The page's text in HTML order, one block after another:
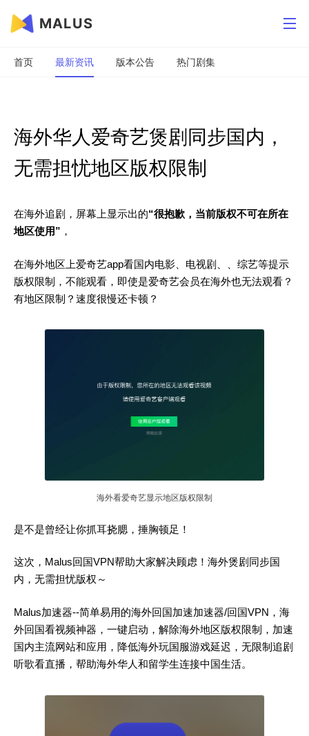
MALUS
首页 最新资讯 版本公告 热门剧集
海外华人爱奇艺煲剧同步国内，
无需担忧地区版权限制
在海外追剧，屏幕上显示出的“很抱歉，当前版权不可在所在
地区使用” ，
在海外地区上爱奇艺app看国内电影、电视剧、、综艺等提示
版权限制，不能观看，即使是爱奇艺会员在海外也无法观看？
有地区限制？速度很慢还卡顿？
海外看爱奇艺显示地区版权限制
是不是曾经让你抓耳挠腮，捶胸顿足！
这次，Malus回国VPN帮助大家解决顾虑！海外煲剧同步国
内，无需担忧版权～
Malus加速器--简单易用的海外回国加速加速器/回国VPN，海
外回国看视频神器，一键启动，解除海外地区版权限制，加速
国内主流网站和应用，降低海外玩国服游戏延迟，无限制追剧
听歌看直播，帮助海外华人和留学生连接中国生活。